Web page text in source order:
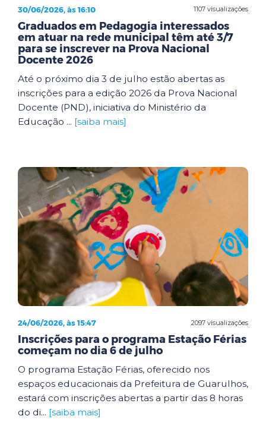
1107 visualizações
30/06/2026, às 16:10
Graduados em Pedagogia interessados
em atuar na rede municipal têm até 3/7
para se inscrever na Prova Nacional
Docente 2026
Até o próximo dia 3 de julho estão abertas as
inscrições para a edição 2026 da Prova Nacional
Docente (PND), iniciativa do Ministério da
Educação ... [saiba mais]
2097 visualizações
24/06/2026, às 15:47
Inscrições para o programa Estação Férias
começam no dia 6 de julho
O programa Estação Férias, oferecido nos
espaços educacionais da Prefeitura de Guarulhos,
estará com inscrições abertas a partir das 8 horas
do di... [saiba mais]